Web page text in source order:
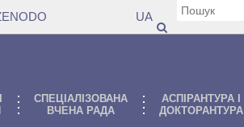
UA
СПЕЦІАЛІЗОВАНА
ВЧЕНА РАДА
АСПIРАНТУРА I
ДОКТОРАНТУРА